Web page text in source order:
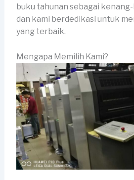
buku tahunan sebagai
dan kami berdedikasi untuk
yang terbaik.
Mengapa Memilih Kami?